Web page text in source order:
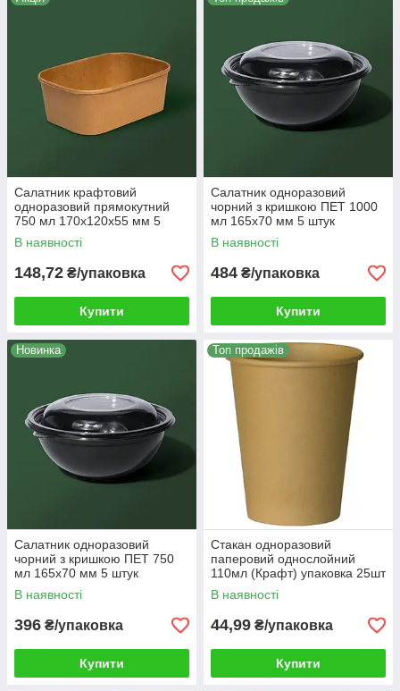
Салатник крафтовий
одноразовий прямокутний
750 мл 170x120x55 мм 5
штук с крышкой
В наявності
148,72 ₴/упаковка
Купити
Салатник одноразовий
чорний з кришкою ПЕТ 1000
мл 165x70 мм 5 штук
В наявності
484 ₴/упаковка
Купити
Новинка
Салатник одноразовий
чорний з кришкою ПЕТ 750
мл 165x70 мм 5 штук
В наявності
396 ₴/упаковка
Купити
Топ продажів
Стакан одноразовий
паперовий однослойний
110мл (Крафт) упаковка 25шт
В наявності
44,99 ₴/упаковка
Купити